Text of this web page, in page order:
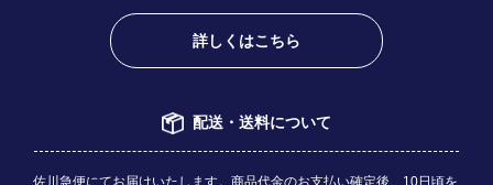
詳しくはこちら
配送・送料について
佐川急便にてお届けいたします。商品代金のお支払い確定後、10日頃を